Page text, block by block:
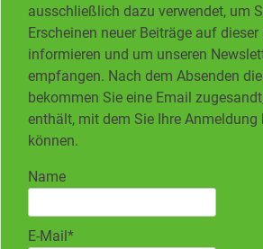
ausschließlich dazu verwendet, um
Erscheinen neuer Beiträge auf dieser
informieren und um unseren
empfangen. Nach dem Absenden
bekommen Sie eine Email
enthält, mit dem Sie Ihre Anmeldung
können.
Name
E-Mail*